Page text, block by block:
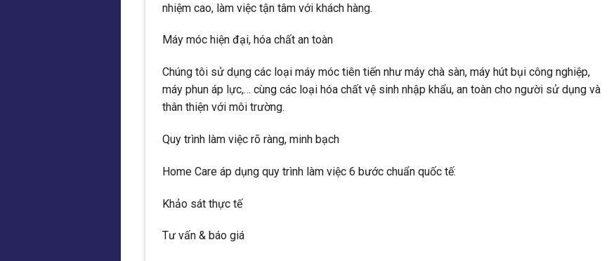
nhiệm cao, làm việc tận tâm với khách hàng.
Máy móc hiện đại, hóa chất an toàn
Chúng tôi sử dụng các loại máy móc tiên tiến như máy chà sàn, máy hút bụi công nghiệp,
máy phun áp lực,… cùng các loại hóa chất vệ sinh nhập khẩu, an toàn cho người sử dụng và
thân thiện với môi trường.
Quy trình làm việc rõ ràng, minh bạch
Home Care áp dụng quy trình làm việc 6 bước chuẩn quốc tế:
Khảo sát thực tế
Tư vấn & báo giá